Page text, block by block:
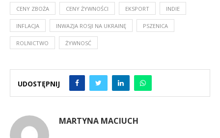
CENY ZBOŻA CENY ŻYWNOŚCI EKSPORT INDIE
INFLACJA INWAZJA ROSJI NA UKRAINĘ PSZENICA
ROLNICTWO ŻYWNOSĆ
UDOSTĘPNIJ
MARTYNA MACIUCH